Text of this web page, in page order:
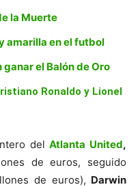
la Muerte
amarilla en el futbol
el Balón de Oro
Ronaldo y Lionel
delAtlanta United,
de euros, seguido
de euros), Darwin